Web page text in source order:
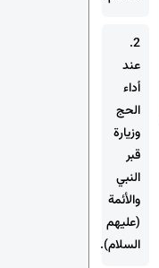
2.
عند
أداء
الحج
وزيارة
قبر
النبي
والأئمة
(عليهم
السلام).